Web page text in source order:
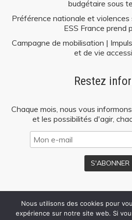
budgétaire sous
Préférence nationale et
ESS France prend
Campagne de mobilisation |
et de vie
Restez
Chaque mois, nous vous
et les possibilités d'agir,
Mentions
légales
Nous utilisons des cookies pour
expérience sur notre site web. Si